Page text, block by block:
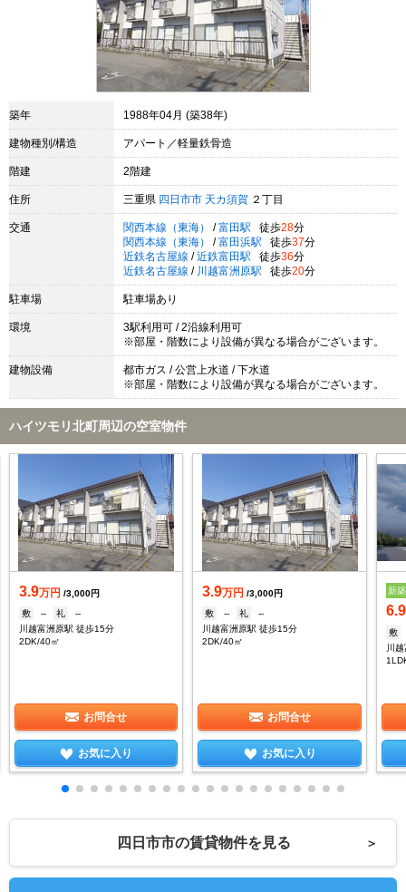
築年 1988年04月 (築38年)
建物種別/構造 アパート／軽量鉄骨造
階建 2階建
住所 三重県 四日市市 天カ須賀 ２丁目
交通 関西本線（東海） / 富田駅 徒歩28分
関西本線（東海）
/ 富田浜駅 徒歩37分
近鉄名古屋線 / 近鉄富田駅 徒歩36分
近鉄名古屋線 / 川越富洲原駅 徒歩20分
駐車場 駐車場あり
環境
3駅利用可 / 2沿線利用可
※部屋・階数により設備が異なる場合がございます。
建物設備
都市ガス / 公営上水道 / 下水道
※部屋・階数により設備が異なる場合がございます。
ハイツモリ北町周辺の空室物件
3.9万円 /3,000円
敷
-- 礼
--
川越富洲原駅 徒歩15分
2DK/40㎡
お問合せ
お気に入り
3.9万円 /3,000円
敷
-- 礼
--
川越富洲原駅 徒歩15分
2DK/40㎡
お問合せ
お気に入り
新築
6.9
敷
川
四日市市の賃貸物件を見る ＞